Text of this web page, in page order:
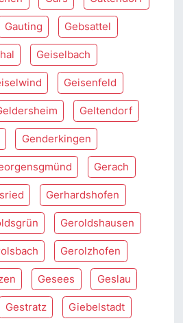
Gauting Gebsattel
Geiselbach
Geisenfeld
Geltendorf
Genderkingen
Gerach
Gerhardshofen
Geroldshausen
Gerolzhofen
Gesees Geslau
Gestratz Giebelstadt